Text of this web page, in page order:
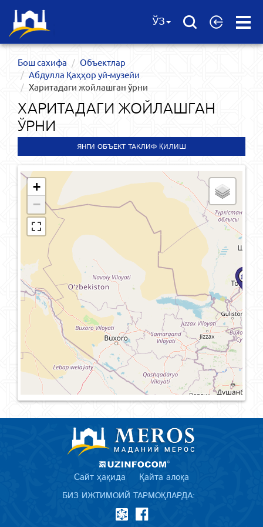
Open
ЎЗ
Бош сахифа
Объектлар
Абдулла Қаҳҳор уй-музейи
Харитадаги жойлашган ўрни
ХАРИТАДАГИ ЖОЙЛАШГАН
ЎРНИ
ЯНГИ ОБЪЕКТ ТАКЛИФ ҚИЛИШ
+
−
Сайт ҳақида Қайта алоқа
БИЗ ИЖТИМОИЙ ТАРМОҚЛАРДА: